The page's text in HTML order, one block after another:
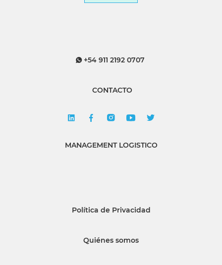
+54 911 2192 0707
CONTACTO
MANAGEMENT LOGISTICO
Política de Privacidad
Quiénes somos